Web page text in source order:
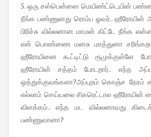
5. ஒரு சஸ்பென்ஸை மெயிண்ட்டெயின்
நீங்க பண்ணுனது ரொம்ப ஓவர்.. ஹீரோயின்
பிரிச்சு வில்லனான மாமன் கிட்டே நீங்க
என் பொண்ணை மனசு மாத்துனா
ஹீரோயினை கூட்டிட்டு ரூமுக்குள்ளே
ஹீரோயின் சத்தம் போடறார்.. எந்த
ஒத்துக்குவங்களா?அப்புறம் கொஞ்ச நேரம்
எல்லாம் செய்யலை சிகரெட்டால ஹீரோயின்
விளக்கம்.. எந்த மட வில்லனாவது
பண்ணுவானா?